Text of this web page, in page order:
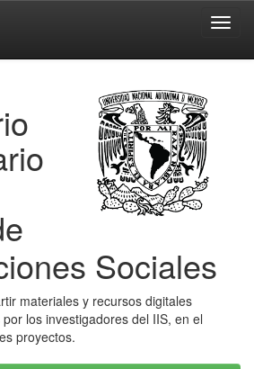
Sociales
materiales y recursos digitales
los investigadores del IIS, en el
proyectos.